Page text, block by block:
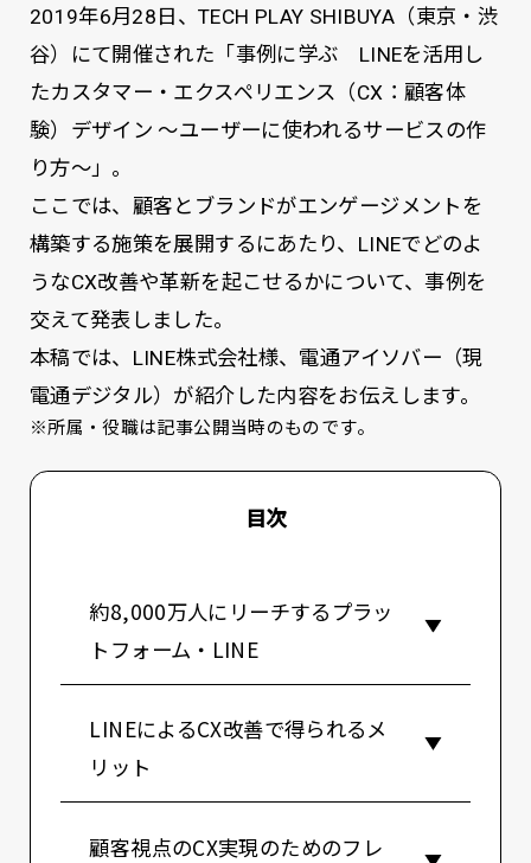
2019年6月28日、TECH PLAY SHIBUYA（東京・渋
谷）にて開催された「事例に学ぶ LINEを活用し
たカスタマー・エクスペリエンス（CX：顧客体
験）デザイン ～ユーザーに使われるサービスの作
り方～」。
ここでは、顧客とブランドがエンゲージメントを
構築する施策を展開するにあたり、LINEでどのよ
うなCX改善や革新を起こせるかについて、事例を
交えて発表しました。
本稿では、LINE株式会社様、電通アイソバー（現
電通デジタル）が紹介した内容をお伝えします。
※所属・役職は記事公開当時のものです。
目次
約8,000万人にリーチするプラッ
トフォーム・LINE
LINEによるCX改善で得られるメ
リット
顧客視点のCX実現のためのフレ